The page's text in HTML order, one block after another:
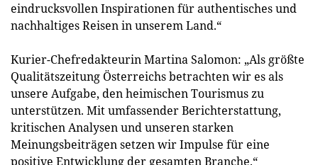
eindrucksvollen Inspirationen für authentisches und
nachhaltiges Reisen in unserem Land.“
Kurier-Chefredakteurin Martina Salomon: „Als größte
Qualitätszeitung Österreichs betrachten wir es als
unsere Aufgabe, den heimischen Tourismus zu
unterstützen. Mit umfassender Berichterstattung,
kritischen Analysen und unseren starken
Meinungsbeiträgen setzen wir Impulse für eine
positive Entwicklung der gesamten Branche.“